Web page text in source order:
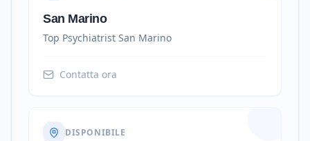
San Marino
Top Psychiatrist San Marino
Contatta ora
DISPONIBILE